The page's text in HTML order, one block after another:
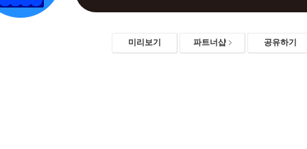
미리보기 파트너샵 공유하기